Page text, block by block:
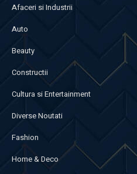
Afaceri si Industrii
Auto
Beauty
Constructii
Cultura si Entertainment
Diverse Noutati
Fashion
Home & Deco